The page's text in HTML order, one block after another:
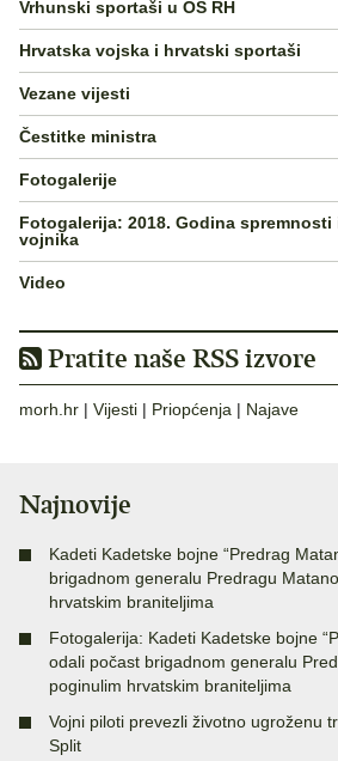
Vrhunski sportaši u OS RH
Hrvatska vojska i hrvatski sportaši
Vezane vijesti
Čestitke ministra
Fotogalerije
Fotogalerija: 2018. Godina
vojnika
Video
Pratite naše RSS izvore
morh.hr | Vijesti | Priopćenja | Najave
Najnovije
Kadeti Kadetske bojne “Predrag
brigadnom generalu Predragu
hrvatskim braniteljima
Fotogalerija: Kadeti Kadetske bojne
odali počast brigadnom generalu
poginulim hrvatskim braniteljima
Vojni piloti prevezli životno ugroženu
Split